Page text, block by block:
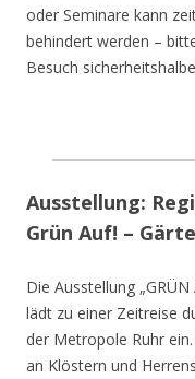
oder Seminare kann
behindert werden –
Besuch
Ausstellung:
Grün Auf! –
Die Ausstellung
lädt zu einer Zeitreise
der Metropole Ruhr
an Klöstern und